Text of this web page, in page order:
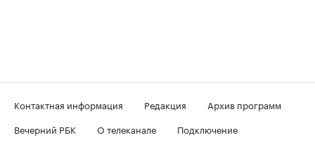
Контактная информация Редакция
Архив программ
Вечерний РБК
О телеканале
Подключение